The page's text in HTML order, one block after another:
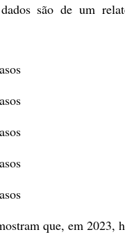
são de um
que, em 2023,